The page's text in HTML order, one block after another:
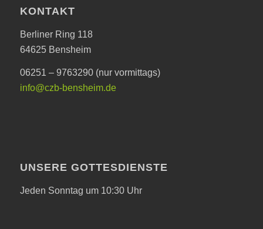
KONTAKT
Berliner Ring 118
64625 Bensheim
06251 – 9763290 (nur vormittags)
info@czb-bensheim.de
UNSERE GOTTESDIENSTE
Jeden Sonntag um 10:30 Uhr